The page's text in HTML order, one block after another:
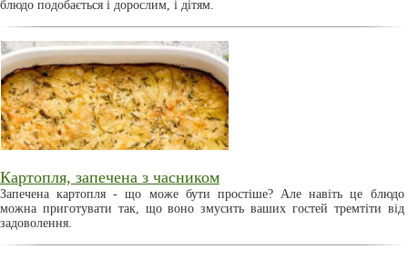
блюдо подобається і дорослим, і дітям.
Картопля, запечена з часником
Запечена картопля - що може бути простіше? Але навіть це блюдо
можна приготувати так, що воно змусить ваших гостей тремтіти від
задоволення.